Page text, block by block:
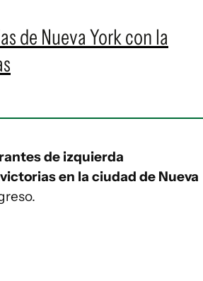
de Nueva York con la
de izquierda
en la ciudad de Nueva